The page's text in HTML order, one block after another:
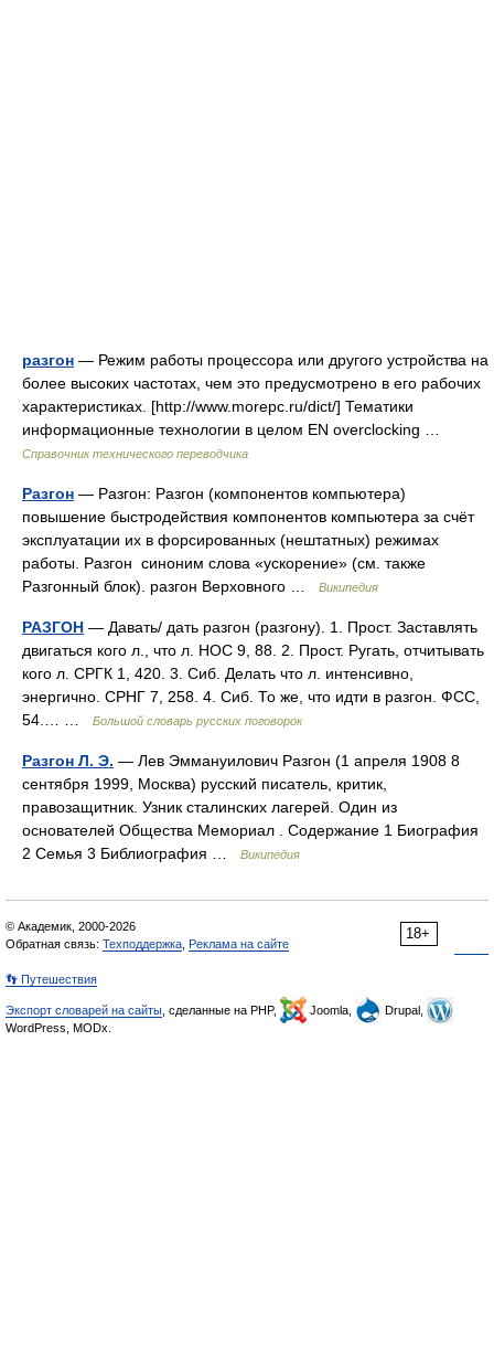
разгон — Режим работы процессора или другого устройства на
более высоких частотах, чем это предусмотрено в его рабочих
характеристиках. [http://www.morepc.ru/dict/] Тематики
информационные технологии в целом EN overclocking …
Справочник технического переводчика
Разгон — Разгон: Разгон (компонентов компьютера)
повышение быстродействия компонентов компьютера за счёт
эксплуатации их в форсированных (нештатных) режимах
работы. Разгон синоним слова «ускорение» (см. также
Разгонный блок). разгон Верховного …
Википедия
РАЗГОН — Давать/ дать разгон (разгону). 1. Прост. Заставлять
двигаться кого л., что л. НОС 9, 88. 2. Прост. Ругать, отчитывать
кого л. СРГК 1, 420. 3. Сиб. Делать что л. интенсивно,
энергично. СРНГ 7, 258. 4. Сиб. То же, что идти в разгон. ФСС,
54.… …
Большой словарь русских поговорок
Разгон Л. Э. — Лев Эммануилович Разгон (1 апреля 1908 8
сентября 1999, Москва) русский писатель, критик,
правозащитник. Узник сталинских лагерей. Один из
основателей Общества Мемориал . Содержание 1 Биография
2 Семья 3 Библиография …
Википедия
18+
© Академик, 2000-2026
Обратная связь: Техподдержка Реклама на сайте
👣 Путешествия
Экспорт словарей на сайты , сделанные на PHP, Joomla,
Drupal,
WordPress, MODx.